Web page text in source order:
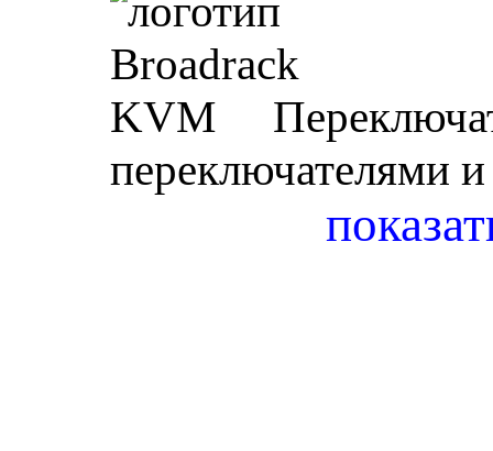
KVM
переключателями